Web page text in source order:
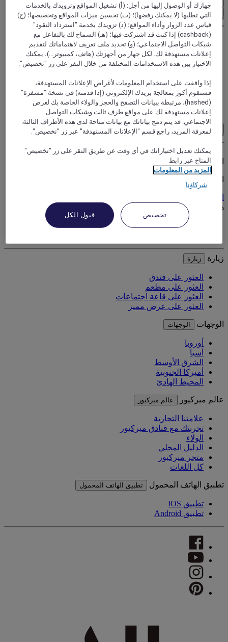
تأكيد عُملتي
World
South America
Santa Cruz De La Sierra
Load More See more items
استمتع بعروضنا الحصرية
هل تحتاج إلى المساعدة؟
هل تحتاج إلى المساعدة؟
حجوزاتي
زيارة زيارة
العثور على فندق
العثور على مطعم
العثور على قاعة اجتماعات
العثور على عرض مميز
الوجهات الوجهات
أوروبا
آسيا
الشرق الأوسط
أميركا الجنوبية
المحيط الهادئ
عالم ميركيور عالم ميركيور
علامتنا التجارية
تجربتك مع فنادق ميركيور
الولاء
الدليل المحلي
متجر ميركيور
كل اللغات
تطبيق الهاتف المحمول تطبيق الهاتف المحمول
تطبيق iOS
تطبيق Android
جهازك أو الوصول إليها من أجل: (أ) تشغيل المواقع وتزويدك بالخدمات
التي تطلبها (لا يمكنك رفضها)؛ (ب) تحسين ميزات المواقع وتخصيصها؛ (ج)
قياس عدد الزوار وأداء المواقع؛ (د) تزويدك بخدمة "استرداد النقود"
(cashback) إذا كنت قد اشتركت فيها؛ (هـ) السماح لك بالتفاعل مع
شبكات التواصل الاجتماعي؛ (و) تحديد ملف تعريف لاهتماماتك لتقديم
إعلانات مستهدفة لك. لكل جهاز من أجهزتك (هاتف، كمبيوتر...)، يمكنك
الاختيار بين هذه الاستخدامات المختلفة من خلال النقر على زر "تخصيص".
إذا وافقت على استخدام المعلومات لأغراض الإعلانات المستهدفة،
فستقوم أكور بمعالجة بريدك الإلكتروني (إذا قدمته) في نسخة "مشفرة"
(hashed)، مرتبطة ببيانات التصفح والحجز والولاء الخاصة بك لعرض
إعلانات مستهدفة لك على مواقع طرف ثالث وشبكات التواصل
الاجتماعي. قد يتم دمج بياناتك مع بيانات متاحة لدى هذه الأطراف الثالثة.
لمعرفة المزيد، راجع قسم "الإعلانات المستهدفة" عبر زر "تخصيص".
يمكنك تعديل اختياراتك في أي وقت عن طريق النقر على زر "تخصيص"
المتاح عبر رابط
المزيد من المعلومات
شركاؤنا
تخصيص قبول الكل